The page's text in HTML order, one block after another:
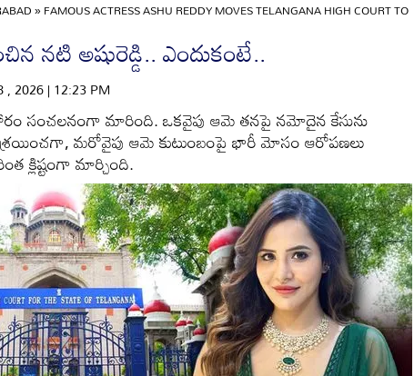
»FAMOUS ACTRESS ASHU REDDY MOVES TELANGANA HIGH COURT TO
నటి అషురెడ్డి.. ఎందుకంటే..
, 2026 | 12:23 PM
సంచలనంగా మారింది. ఒకవైపు ఆమె తనపై నమోదైన కేసును
మరోవైపు ఆమె కుటుంబంపై భారీ మోసం ఆరోపణలు
క్లిష్టంగా మార్చింది.